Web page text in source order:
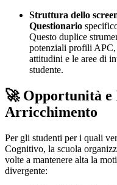
Struttura dello
Questionario
Questo duplice
potenziali profili APC,
attitudini e le aree di
studente.
🚀 Opportunità e
Arricchimento
Per gli studenti per i quali
Cognitivo, la scuola
volte a mantenere alta la
divergente: